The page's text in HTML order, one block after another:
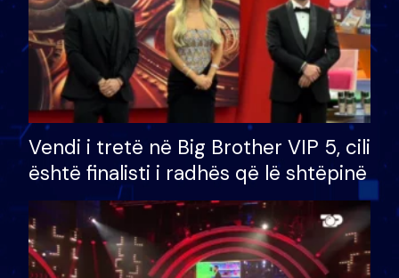
Vendi i tretë në Big Brother VIP 5, cili
është finalisti i radhës që lë shtëpinë